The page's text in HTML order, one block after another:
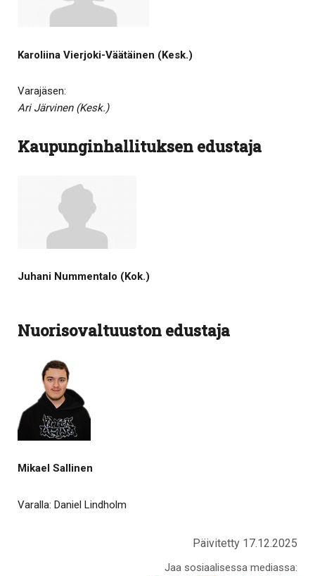
Karoliina Vierjoki-Väätäinen (Kesk.)
Varajäsen:
Ari Järvinen (Kesk.)
Kaupunginhallituksen edustaja
Juhani Nummentalo (Kok.)
Nuorisovaltuuston edustaja
Mikael Sallinen
Varalla: Daniel Lindholm
Päivitetty 17.12.2025
Jaa sosiaalisessa mediassa: